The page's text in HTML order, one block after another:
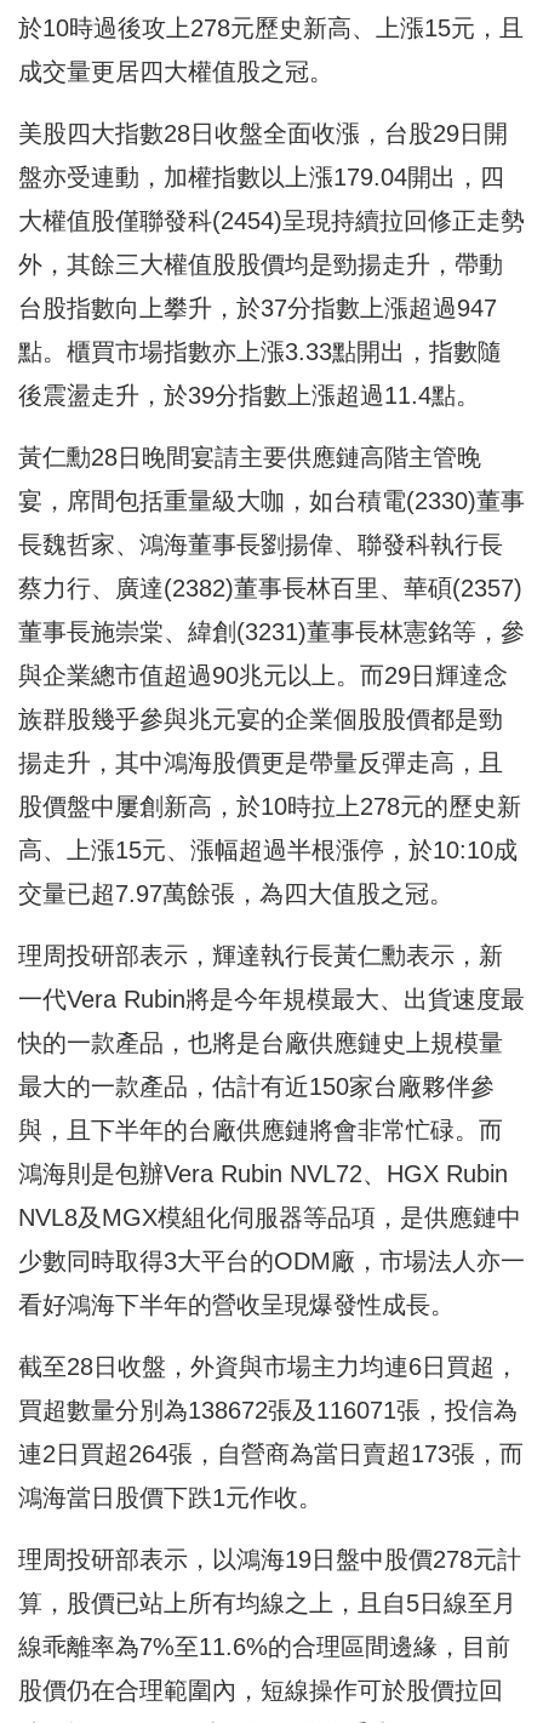
於10時過後攻上278元歷史新高、上漲15元，且
成交量更居四大權值股之冠。
美股四大指數28日收盤全面收漲，台股29日開
盤亦受連動，加權指數以上漲179.04開出，四
大權值股僅聯發科(2454)呈現持續拉回修正走勢
外，其餘三大權值股股價均是勁揚走升，帶動
台股指數向上攀升，於37分指數上漲超過947
點。櫃買市場指數亦上漲3.33點開出，指數隨
後震盪走升，於39分指數上漲超過11.4點。
黃仁勳28日晚間宴請主要供應鏈高階主管晚
宴，席間包括重量級大咖，如台積電(2330)董事
長魏哲家、鴻海董事長劉揚偉、聯發科執行長
蔡力行、廣達(2382)董事長林百里、華碩(2357)
董事長施崇棠、緯創(3231)董事長林憲銘等，參
與企業總市值超過90兆元以上。而29日輝達念
族群股幾乎參與兆元宴的企業個股股價都是勁
揚走升，其中鴻海股價更是帶量反彈走高，且
股價盤中屢創新高，於10時拉上278元的歷史新
高、上漲15元、漲幅超過半根漲停，於10:10成
交量已超7.97萬餘張，為四大值股之冠。
理周投研部表示，輝達執行長黃仁勳表示，新
一代Vera Rubin將是今年規模最大、出貨速度最
快的一款產品，也將是台廠供應鏈史上規模量
最大的一款產品，估計有近150家台廠夥伴參
與，且下半年的台廠供應鏈將會非常忙碌。而
鴻海則是包辦Vera Rubin NVL72、HGX Rubin
NVL8及MGX模組化伺服器等品項，是供應鏈中
少數同時取得3大平台的ODM廠，市場法人亦一
看好鴻海下半年的營收呈現爆發性成長。
截至28日收盤，外資與市場主力均連6日買超，
買超數量分別為138672張及116071張，投信為
連2日買超264張，自營商為當日賣超173張，而
鴻海當日股價下跌1元作收。
理周投研部表示，以鴻海19日盤中股價278元計
算，股價已站上所有均線之上，且自5日線至月
線乖離率為7%至11.6%的合理區間邊緣，目前
股價仍在合理範圍內，短線操作可於股價拉回